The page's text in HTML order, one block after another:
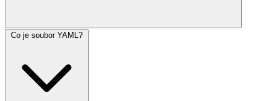
Co je soubor YAML?